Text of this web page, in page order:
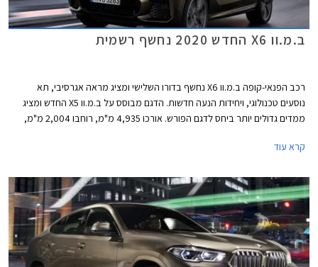
ב.מ.וו X6 החדש 2020 נחשף רשמית
רכב הפנאי-קופה ב.מ.וו X6 נחשף בדורו השלישי ומציג מראה אגרסיבי, תא
נוסעים טכנולוגי, ויחידות הנעה חדשות. הדגם מבוסס על ב.מ.וו X5 החדש ומציג
ממדים גדולים יותר ביחס לדגם הפורש. אורכו 4,935 מ"מ, רוחבו 2,004 מ"מ,
ליטרים או 1,530 ליטרים בקיפול המושבים האחוריים.
קרא עוד